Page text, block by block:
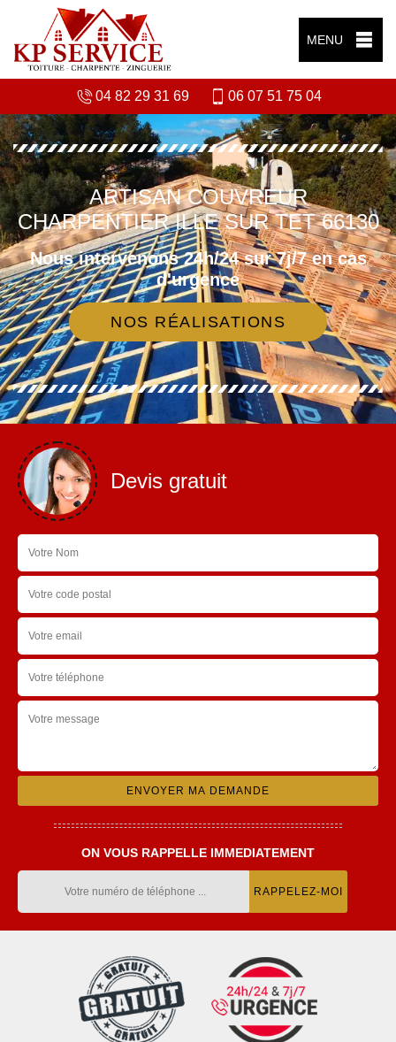
MENU
04 82 29 31 69 06 07 51 75 04
ARTISAN COUVREUR
CHARPENTIER ILLE SUR TET 66130
Nous intervenons 24h/24 sur 7j/7 en cas
d'urgence
NOS RÉALISATIONS
Devis gratuit
ON VOUS RAPPELLE IMMEDIATEMENT